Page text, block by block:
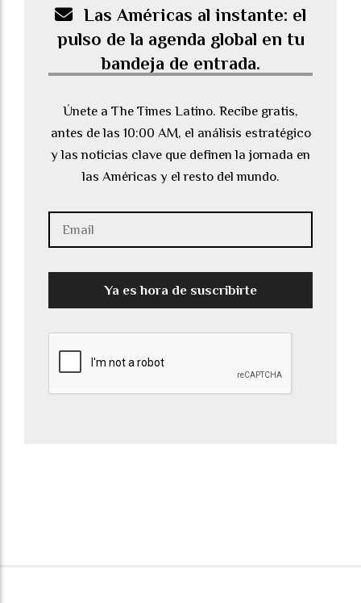
Las Américas al instante: el
pulso de la agenda global en tu
bandeja de entrada.
Únete a The Times Latino. Recibe gratis,
antes de las 10:00 AM, el análisis estratégico
y las noticias clave que definen la jornada en
las Américas y el resto del mundo.
Ya es hora de suscribirte